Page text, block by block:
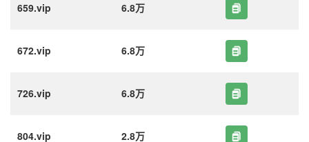
659.vip 6.8万
672.vip 6.8万
726.vip 6.8万
804.vip 2.8万